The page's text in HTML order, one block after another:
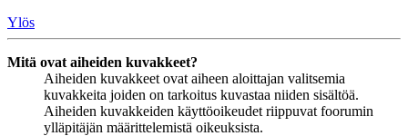
Ylös
Mitä ovat aiheiden kuvakkeet?
Aiheiden kuvakkeet ovat aiheen aloittajan valitsemia
kuvakkeita joiden on tarkoitus kuvastaa niiden sisältöä.
Aiheiden kuvakkeiden käyttöoikeudet riippuvat foorumin
ylläpitäjän määrittelemistä oikeuksista.